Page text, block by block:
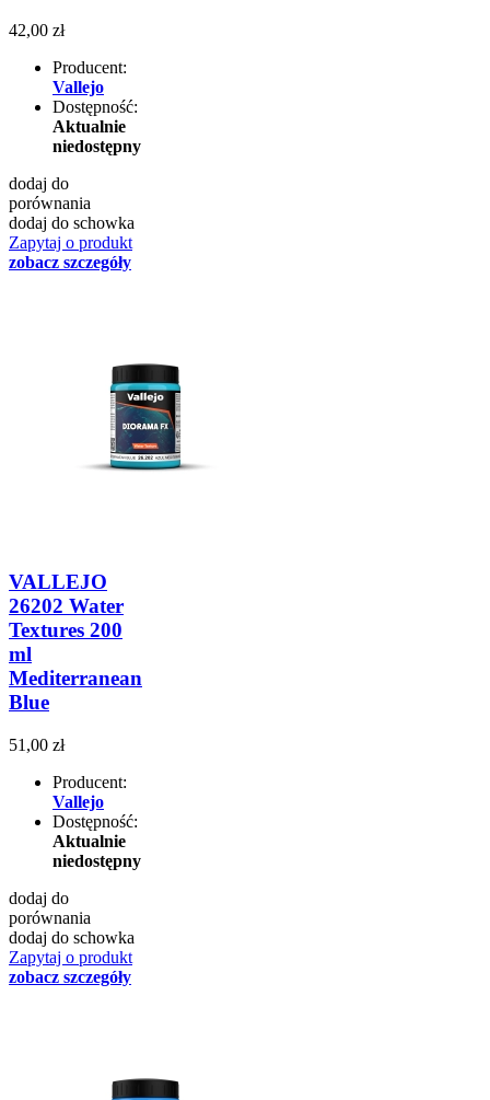
42,00 zł
Producent:
Vallejo
Dostępność:
Aktualnie
niedostępny
dodaj do
porównania
dodaj do schowka
Zapytaj o produkt
zobacz szczegóły
VALLEJO
26202 Water
Textures 200
ml
Mediterranean
Blue
51,00 zł
Producent:
Vallejo
Dostępność:
Aktualnie
niedostępny
dodaj do
porównania
dodaj do schowka
Zapytaj o produkt
zobacz szczegóły